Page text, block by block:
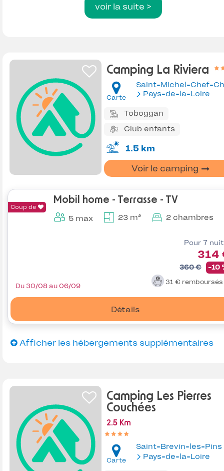
voir la suite >
Camping La Riviera
Carte
Saint-Michel-Chef-
Pays-de-la-Loire
Toboggan
Club enfants
1.5 km
Voir le camping
Coup de
Mobil home - Terrasse - TV
5 max 23 m² 2 chambres
Pour 7
314
360 € -10
31 € remboursés
Détails
Du 30/08 au 06/09
Afficher les hébergements supplémentaires
Camping Les Pierres
Couchées
2.5 Km
Carte
Saint-Brevin-les-Pins
Pays-de-la-Loire